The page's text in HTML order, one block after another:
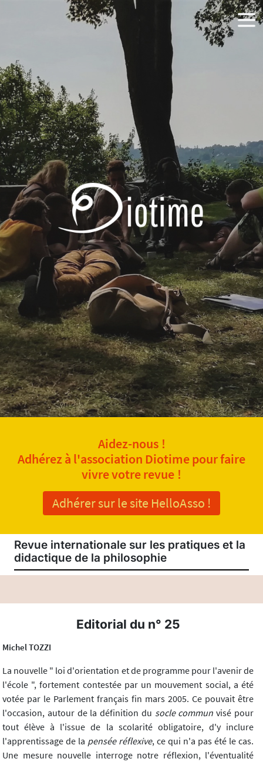
Aidez-nous !
Adhérez à l'association Diotime pour faire
vivre votre revue !
Adhérer sur le site HelloAsso !
Revue internationale sur les pratiques et la
didactique de la philosophie
Editorial du n° 25
Michel TOZZI
La nouvelle " loi d'orientation et de programme pour l'avenir de
l'école ", fortement contestée par un mouvement social, a été
votée par le Parlement français fin mars 2005. Ce pouvait être
l'occasion, autour de la définition du socle commun visé pour
tout élève à l'issue de la scolarité obligatoire, d'y inclure
l'apprentissage de la pensée réflexive, ce qui n'a pas été le cas.
Une mesure nouvelle interroge notre réflexion, l'éventualité